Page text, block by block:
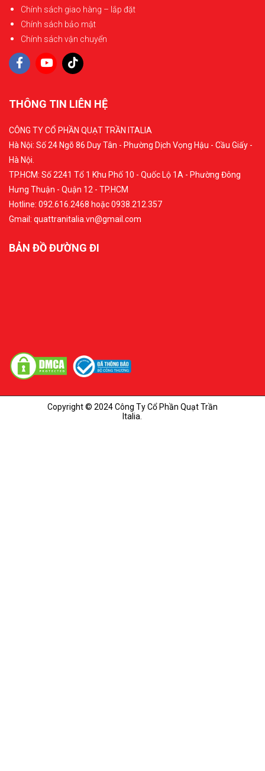
Chính sách giao hàng – lắp đặt
Chính sách bảo mật
Chính sách vận chuyển
THÔNG TIN LIÊN HỆ
CÔNG TY CỔ PHẦN QUẠT TRẦN ITALIA
Hà Nội: Số 24 Ngõ 86 Duy Tân - Phường Dịch Vọng Hậu - Cầu Giấy -
Hà Nội.
TP.HCM: Số 2241 Tổ 1 Khu Phố 10 - Quốc Lộ 1A - Phường Đông
Hưng Thuận - Quận 12 - TP.HCM
Hotline: 092.616.2468 hoặc 0938.212.357
Gmail: quattranitalia.vn@gmail.com
BẢN ĐỒ ĐƯỜNG ĐI
Copyright © 2024 Công Ty Cổ Phần Quạt Trần
Italia.